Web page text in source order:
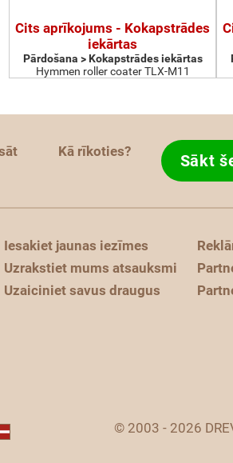
Cits aprīkojums - Kokapstrādes
iekārtas
Pārdošana > Kokapstrādes iekārtas
Hymmen roller coater TLX-M11
Kā rīkoties? Sākt
Iesakiet jaunas iezīmes
Uzrakstiet mums atsauksmi
Uzaiciniet savus draugus
© 2003 - 2026